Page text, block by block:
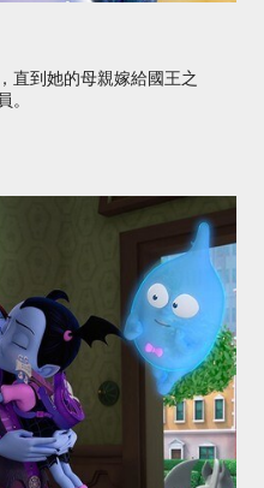
直到她的母親嫁給國王之